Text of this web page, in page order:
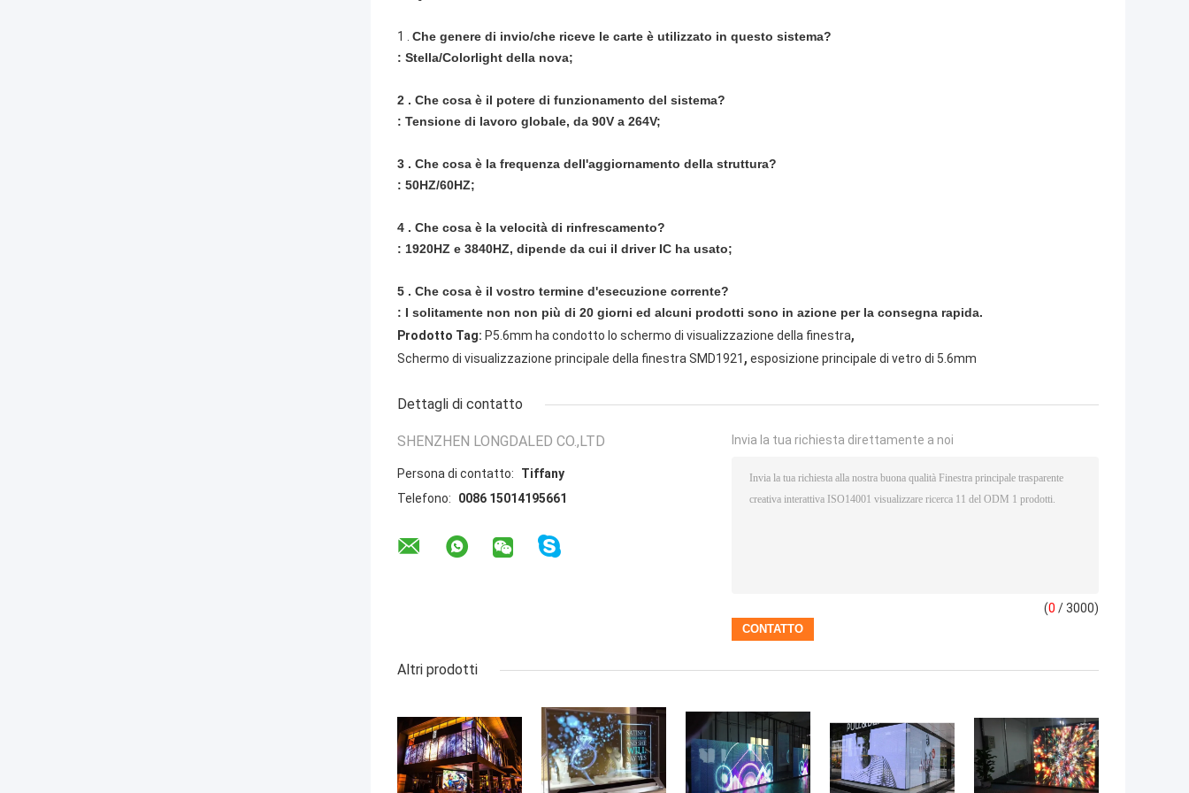
1 . Che genere di invio/che riceve le carte è utilizzato in questo sistema?
: Stella/Colorlight della nova;
2 . Che cosa è il potere di funzionamento del sistema?
: Tensione di lavoro globale, da 90V a 264V;
3 . Che cosa è la frequenza dell'aggiornamento della struttura?
: 50HZ/60HZ;
4 . Che cosa è la velocità di rinfrescamento?
: 1920HZ e 3840HZ, dipende da cui il driver IC ha usato;
5 . Che cosa è il vostro termine d'esecuzione corrente?
: I solitamente non non più di 20 giorni ed alcuni prodotti sono in azione per la consegna rapida.
Prodotto Tag: P5.6mm ha condotto lo schermo di visualizzazione della finestra,
Schermo di visualizzazione principale della finestra SMD1921 , esposizione principale di vetro di 5.6mm
Dettagli di contatto
SHENZHEN LONGDALED CO.,LTD
Persona di contatto:
Tiffany
Telefono:
0086 15014195661
Invia la tua richiesta direttamente a noi
(0 / 3000)
Altri prodotti